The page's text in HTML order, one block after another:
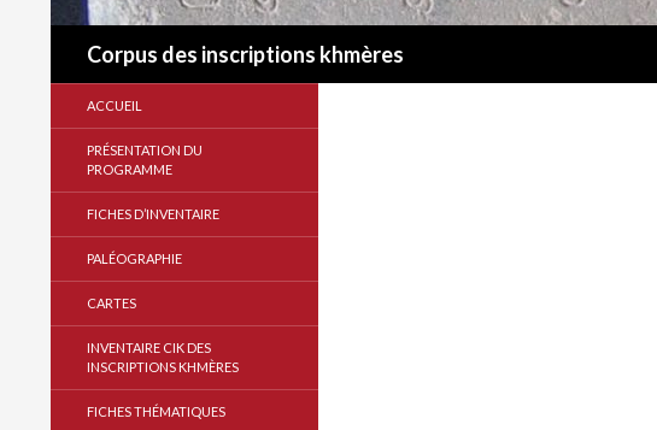
Corpus des inscriptions khmères
ACCUEIL
PRÉSENTATION DU
PROGRAMME
FICHES D’INVENTAIRE
PALÉOGRAPHIE
CARTES
INVENTAIRE CIK DES
INSCRIPTIONS KHMÈRES
FICHES THÉMATIQUES